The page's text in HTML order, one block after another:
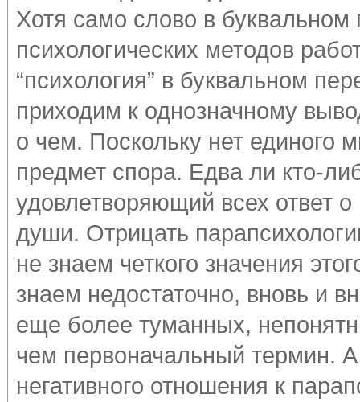
Хотя само слово в буквальном
психологических методов
“психология” в буквальном
приходим к однозначному
о чем. Поскольку нет единого
предмет спора. Едва ли кто-
удовлетворяющий всех ответ
души. Отрицать
не знаем четкого значения
знаем недостаточно, вновь и
еще более туманных,
чем первоначальный термин.
негативного отношения к